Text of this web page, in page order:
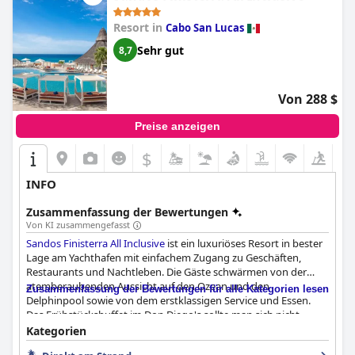
Resort in Cabo San Lucas
8,7 Sehr gut
Von 288 $
Preise anzeigen
$
INFO
Zusammenfassung der Bewertungen
Von KI zusammengefasst
Sandos Finisterra All Inclusive ist ein luxuriöses Resort in bester
Lage am Yachthafen mit einfachem Zugang zu Geschäften,
Restaurants und Nachtleben. Die Gäste schwärmen von der
atemberaubenden Aussicht auf den Ozean und den
Delphinpool sowie von dem erstklassigen Service und Essen.
Das Frühstücksbuffet im Don Diego's sollte man sich nicht
entgehen lassen, es ist ausgezeichnet und bietet eine große
Auswahl an leckeren Speisen. Das Abendessen wurde zwar
Zusammenfassung der Bewertungen für alle Kategorien lesen
Kategorien